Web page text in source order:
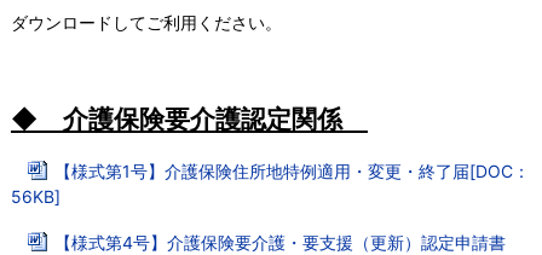
ダウンロードしてご利用ください。
◆ 介護保険要介護認定関係
【様式第1号】介護保険住所地特例適用・変更・終了届[DOC：
56KB]
【様式第4号】介護保険要介護・要支援（更新）認定申請書